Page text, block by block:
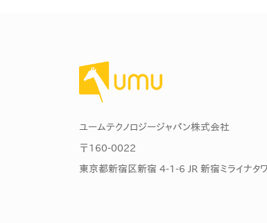
ユームテクノロジージャパン株式会社
〒160-0022
東京都新宿区新宿 4-1-6 JR 新宿ミライナタ